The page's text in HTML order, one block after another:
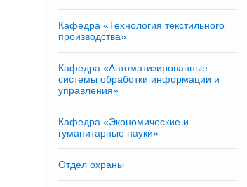
Кафедра «Технология текстильного
производства»
Кафедра «Автоматизированные
системы обработки информации и
управления»
Кафедра «Экономические и
гуманитарные науки»
Отдел охраны